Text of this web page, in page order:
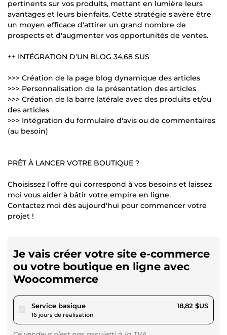
pertinents sur vos produits, mettant en lumière leurs
avantages et leurs bienfaits. Cette stratégie s'avère être
un moyen efficace d'attirer un grand nombre de
prospects et d'augmenter vos opportunités de ventes.
++ INTÉGRATION D'UN BLOG 34,68 $US
>>> Création de la page blog dynamique des articles
>>> Personnalisation de la présentation des articles
>>> Création de la barre latérale avec des produits et/ou
des articles
>>> Intégration du formulaire d'avis ou de commentaires
(au besoin)
PRÊT À LANCER VOTRE BOUTIQUE ?
Choisissez l’offre qui correspond à vos besoins et laissez
moi vous aider à bâtir votre empire en ligne.
Contactez moi dès aujourd'hui pour commencer votre
projet !
Je vais créer votre site e-commerce
ou votre boutique en ligne avec
Woocommerce
Service basiquepour 17,34 $US
16 jours de réalisation
18,82 $US